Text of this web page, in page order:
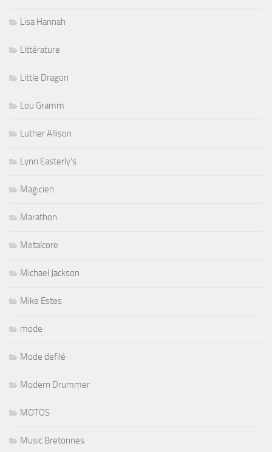
Lisa Hannah
Littérature
Little Dragon
Lou Gramm
Luther Allison
Lynn Easterly's
Magicien
Marathon
Metalcore
Michael Jackson
Mike Estes
mode
Mode defilé
Modern Drummer
MOTOS
Music Bretonnes